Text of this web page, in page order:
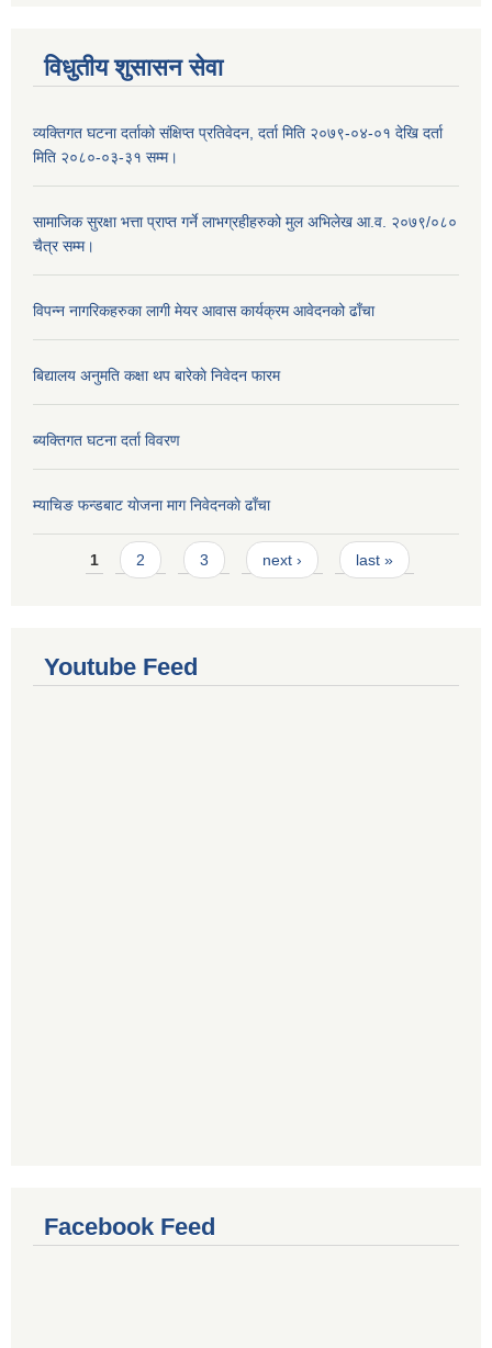
विधुतीय शुसासन सेवा
व्यक्तिगत घटना दर्ताको संक्षिप्त प्रतिवेदन, दर्ता मिति २०७९-०४-०१ देखि दर्ता
मिति २०८०-०३-३१ सम्म।
सामाजिक सुरक्षा भत्ता प्राप्त गर्ने लाभग्रहीहरुको मुल अभिलेख आ.व. २०७९/०८०
चैत्र सम्म।
विपन्न नागरिकहरुका लागी मेयर आवास कार्यक्रम आवेदनको ढाँचा
बिद्यालय अनुमति कक्षा थप बारेकाे निवेदन फारम
ब्यक्तिगत घटना दर्ता विवरण
म्याचिङ फन्डबाट याेजना माग निवेदनकाे ढाँचा
Pages
1 2 3 next › last »
Youtube Feed
Facebook Feed